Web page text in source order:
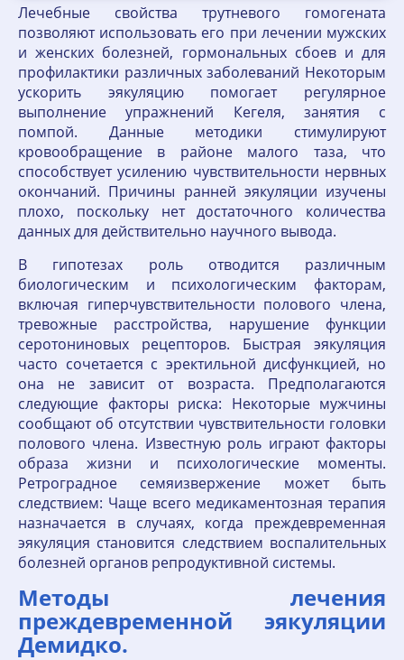
Лечебные свойства трутневого гомогената
позволяют использовать его при лечении мужских
и женских болезней, гормональных сбоев и для
профилактики различных заболеваний Некоторым
ускорить эякуляцию помогает регулярное
выполнение упражнений Кегеля, занятия с
помпой. Данные методики стимулируют
кровообращение в районе малого таза, что
способствует усилению чувствительности нервных
окончаний. Причины ранней эякуляции изучены
плохо, поскольку нет достаточного количества
данных для действительно научного вывода.
В гипотезах роль отводится различным
биологическим и психологическим факторам,
включая гиперчувствительности полового члена,
тревожные расстройства, нарушение функции
серотониновых рецепторов. Быстрая эякуляция
часто сочетается с эректильной дисфункцией, но
она не зависит от возраста. Предполагаются
следующие факторы риска: Некоторые мужчины
сообщают об отсутствии чувствительности головки
полового члена. Известную роль играют факторы
образа жизни и психологические моменты.
Ретроградное семяизвержение может быть
следствием: Чаще всего медикаментозная терапия
назначается в случаях, когда преждевременная
эякуляция становится следствием воспалительных
болезней органов репродуктивной системы.
Методы лечения
преждевременной эякуляции
Демидко.